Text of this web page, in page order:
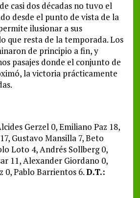
casi dos décadas no tuvo el
desde el punto de vista de la
ilusionar a sus
que resta de la temporada. Los
de principio a fin, y
pasajes donde el conjunto de
la victoria prácticamente
Gerzel 0, Emiliano Paz 18,
Gustavo Mansilla 7, Beto
Loto 4, Andrés Sollberg 0,
11, Alexander Giordano 0,
0, Pablo Barrientos 6.D.T.: